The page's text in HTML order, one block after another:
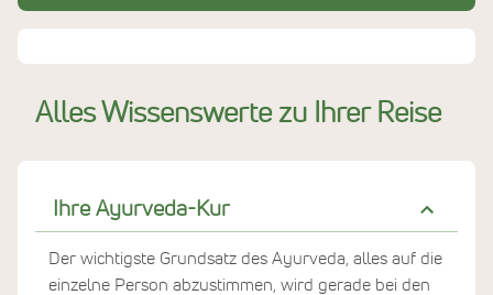
Alles Wissenswerte zu Ihrer Reise
Ihre Ayurveda-Kur
Der wichtigste Grundsatz des Ayurveda, alles auf die
einzelne Person abzustimmen, wird gerade bei den